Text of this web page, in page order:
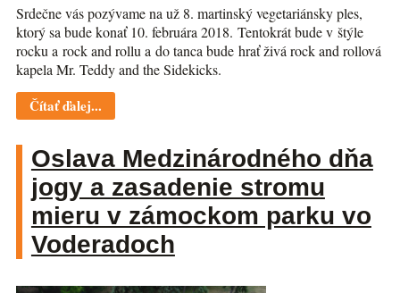
Srdečne vás pozývame na už 8. martinský vegetariánsky ples,
ktorý sa bude konať 10. februára 2018. Tentokrát bude v štýle
rocku a rock and rollu a do tanca bude hrať živá rock and rollová
kapela Mr. Teddy and the Sidekicks.
Čítať ďalej...
Oslava Medzinárodného dňa
jogy a zasadenie stromu
mieru v zámockom parku vo
Voderadoch